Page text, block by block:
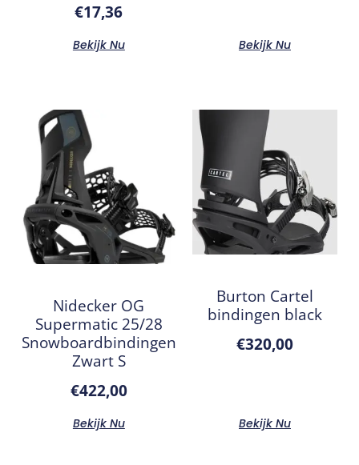
€17,36
Bekijk Nu Bekijk Nu
Nidecker OG
Supermatic 25/28
Snowboardbindingen
Zwart S
€422,00
Bekijk Nu
Burton Cartel
bindingen black
€320,00
Bekijk Nu